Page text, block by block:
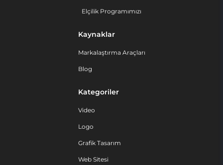
Elçilik Programımızı
Kaynaklar
Markalaştırma Araçları
Blog
Kategoriler
Video
Logo
Grafik Tasarım
Web Sitesi